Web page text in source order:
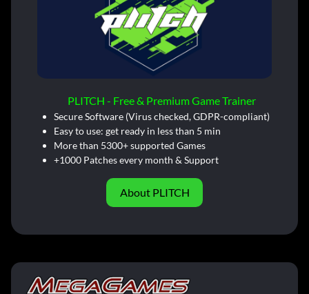
PLITCH - Free & Premium Game Trainer
Secure Software (Virus checked, GDPR-compliant)
Easy to use: get ready in less than 5 min
More than 5300+ supported Games
+1000 Patches every month & Support
About PLITCH